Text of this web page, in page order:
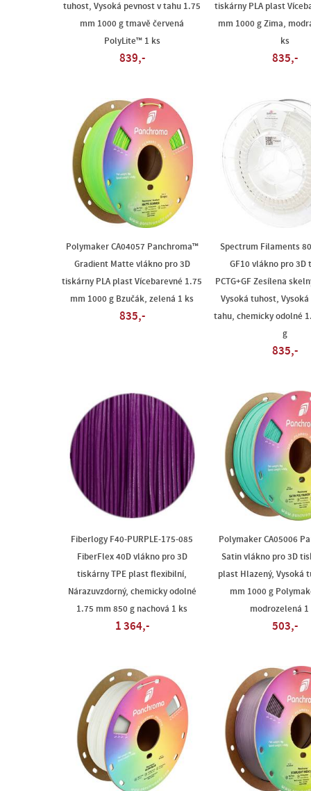
tuhost, Vysoká pevnost v tahu 1.75
mm 1000 g tmavě červená
PolyLite™ 1 ks
839,-
tiskárny PLA plast
mm 1000 g Zima,
ks
835,-
Polymaker CA04057 Panchroma™
Gradient Matte vlákno pro 3D
tiskárny PLA plast Vícebarevné 1.75
mm 1000 g Bzučák, zelená 1 ks
835,-
Spectrum Filaments
GF10 vlákno pro 3D
PCTG+GF Zesílena
Vysoká tuhost,
tahu, chemicky odolné
g
835,-
Fiberlogy F40-PURPLE-175-085
FiberFlex 40D vlákno pro 3D
tiskárny TPE plast flexibilní,
Nárazuvzdorný, chemicky odolné
1.75 mm 850 g nachová 1 ks
1 364,-
Polymaker CA05006
Satin vlákno pro 3D
plast Hlazený, Vysoká
mm 1000 g
modrozelená 1
503,-